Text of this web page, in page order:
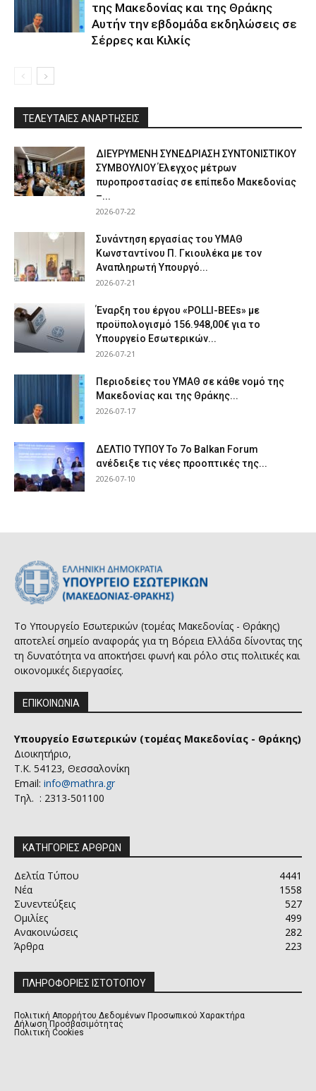
της Μακεδονίας και της Θράκης
Αυτήν την εβδομάδα εκδηλώσεις σε
Σέρρες και Κιλκίς
ΤΕΛΕΥΤΑΙΕΣ ΑΝΑΡΤΗΣΕΙΣ
ΔΙΕΥΡΥΜΕΝΗ ΣΥΝΕΔΡΙΑΣΗ ΣΥΝΤΟΝΙΣΤΙΚΟΥ
ΣΥΜΒΟΥΛΙΟΥ Έλεγχος μέτρων
πυροπροστασίας σε επίπεδο Μακεδονίας
–...
2026-07-22
Συνάντηση εργασίας του ΥΜΑΘ
Κωνσταντίνου Π. Γκιουλέκα με τον
Αναπληρωτή Υπουργό...
2026-07-21
Έναρξη του έργου «POLLI-BEEs» με
προϋπολογισμό 156.948,00€ για το
Υπουργείο Εσωτερικών...
2026-07-21
Περιοδείες του ΥΜΑΘ σε κάθε νομό της
Μακεδονίας και της Θράκης...
2026-07-17
ΔΕΛΤΙΟ ΤΥΠΟΥ Το 7ο Balkan Forum
ανέδειξε τις νέες προοπτικές της...
2026-07-10
Το Υπουργείο Εσωτερικών (τομέας Μακεδονίας - Θράκης)
αποτελεί σημείο αναφοράς για τη Βόρεια Ελλάδα δίνοντας της
τη δυνατότητα να αποκτήσει φωνή και ρόλο στις πολιτικές και
οικονομικές διεργασίες.
ΕΠΙΚΟΙΝΩΝΙΑ
Υπουργείο Εσωτερικών (τομέας Μακεδονίας - Θράκης)
Διοικητήριο,
Τ.Κ. 54123, Θεσσαλονίκη
Email: info@mathra.gr
Τηλ. : 2313-501100
ΚΑΤΗΓΟΡΙΕΣ ΑΡΘΡΩΝ
Δελτία Τύπου
4441
Νέα
1558
Συνεντεύξεις
527
Ομιλίες
499
Ανακοινώσεις
282
Άρθρα
223
ΠΛΗΡΟΦΟΡΙΕΣ ΙΣΤΟΤΟΠΟΥ
Πολιτική Απορρήτου Δεδομένων Προσωπικού Χαρακτήρα
Δήλωση Προσβασιμότητας
Πολιτική Cookies